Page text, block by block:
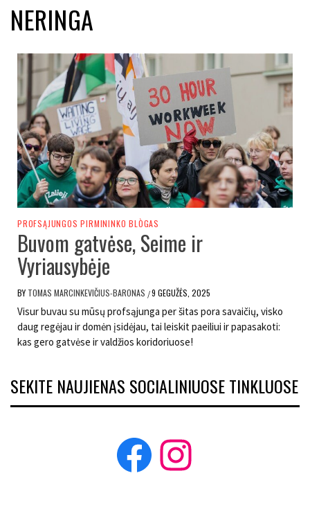
NERINGA
PROFSĄJUNGOS PIRMININKO BLÒGAS
Buvom gatvėse, Seime ir
Vyriausybėje
BY TOMAS MARCINKEVIČIUS-BARONAS /9 GEGUŽĖS, 2025
Visur buvau su mūsų profsąjunga per šitas pora savaičių, visko
daug regėjau ir domėn įsidėjau, tai leiskit paeiliui ir papasakoti:
kas gero gatvėse ir valdžios koridoriuose!
SEKITE NAUJIENAS SOCIALINIUOSE TINKLUOSE
Facebook
Instagram